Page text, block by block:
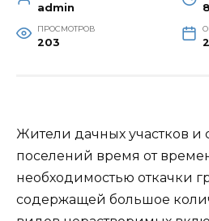
admin
ПРОСМОТРОВ
203
Жители дачных участков и
поселений время от
необходимостью откачки
содержащей большое